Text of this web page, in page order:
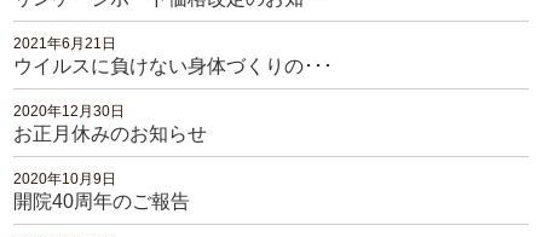
2021年6月21日
ウイルスに負けない身体づくりの･･･
2020年12月30日
お正月休みのお知らせ
2020年10月9日
開院40周年のご報告